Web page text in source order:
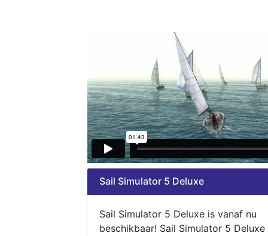
Sail Simulator 5 Deluxe
Sail Simulator 5 Deluxe is vanaf nu
beschikbaar! Sail Simulator 5